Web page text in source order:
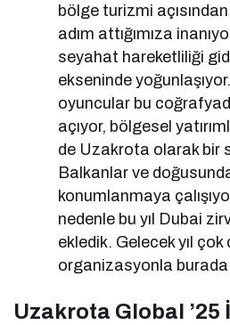
bölge turizmi
adım attığımıza
seyahat hareketliliği
ekseninde
oyuncular bu
açıyor, bölgesel
de Uzakrota olarak bir
Balkanlar ve
konumlanmaya
nedenle bu yıl Dubai
ekledik. Gelecek yıl
organizasyonla burada
Uzakrota Global ’25